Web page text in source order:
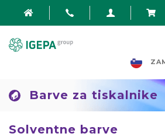
Barve za tiskalnike
Solventne barve